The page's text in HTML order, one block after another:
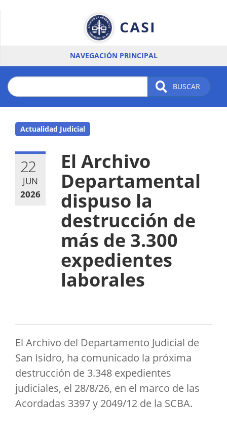
NAVEGACIÓN PRINCIPAL
BUSCAR
Actualidad Judicial
22
JUN
2026
El Archivo
Departamental
dispuso la
destrucción de
más de 3.300
expedientes
laborales
El Archivo del Departamento Judicial de
San Isidro, ha comunicado la próxima
destrucción de 3.348 expedientes
judiciales, el 28/8/26, en el marco de las
Acordadas 3397 y 2049/12 de la SCBA.